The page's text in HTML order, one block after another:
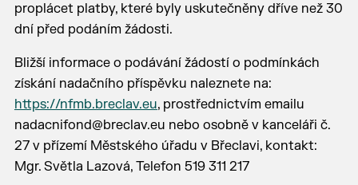
proplácet platby, které byly uskutečněny dříve než 30
dní před podáním žádosti.
Bližší informace o podávání žádostí o podmínkách
získání nadačního příspěvku naleznete na:
https://nfmb.breclav.eu, prostřednictvím emailu
nadacnifond@breclav.eu nebo osobně v kanceláři č.
27 v přízemí Městského úřadu v Břeclavi, kontakt:
Mgr. Světla Lazová, Telefon 519 311 217